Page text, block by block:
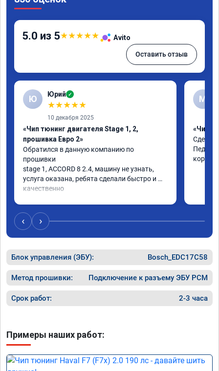
5.0 из 5★★★★★ Avito
Оставить отзыв
Ю Юрий ✓
★★★★★
10 декабря 2025
«Чип тюнинг двигателя Stage 1, 2,
прошивка Евро 2»
Обратился в данную компанию по
прошивки
stage 1, ACCORD 8 2.4, машину не узнать,
услуга оказана, ребята сделали быстро и
качественно
М
«Чип
Педаль
‹ ›
Блок управления (ЭБУ): Bosch_EDC17C58
Метод прошивки: Подключение к разъему ЭБУ PCM
Срок работ: 2-3 часа
Примеры наших работ: